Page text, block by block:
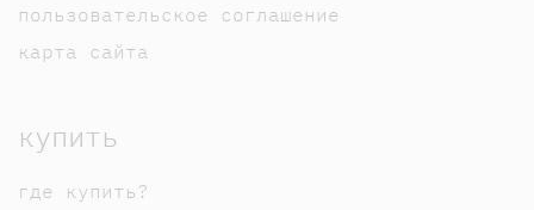
пользовательское соглашение
карта сайта
купить
где купить?